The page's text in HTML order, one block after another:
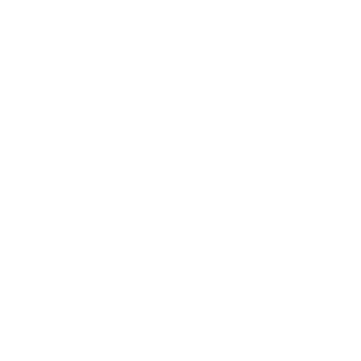
and technological developments. In sectors
face growing incentives to integrate
controls. From an economic perspective,
in generative artificial intelligence and large
more autonomous task execution, while the
strong growth prospects over the next
by the gradual modernisation of legacy
from hardware-oriented operations toward
a quantitative and visual representation
foresight reports (EU, WEF, UNDP, Gartner),
AI-radio access network (AI-RAN); and trend
findings, a data-driven transition analysis was
This approach quantified sequential flows
three-stage signal classification—from weak
signal technologies, quantitative findings were
the results beyond traditional score-based